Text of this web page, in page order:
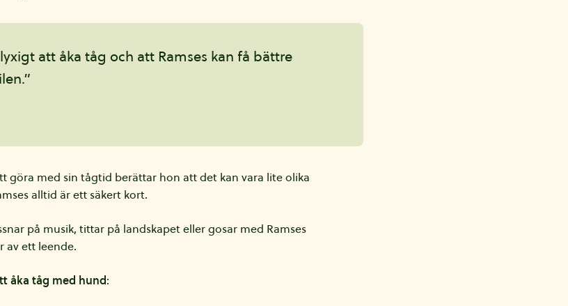
att åka tåg och att Ramses kan få bättre
göra med sin tågtid berättar hon att det kan vara lite olika
alltid är ett säkert kort.
på musik, tittar på landskapet eller gosar med Ramses
av ett leende.
åka tåg med hund: